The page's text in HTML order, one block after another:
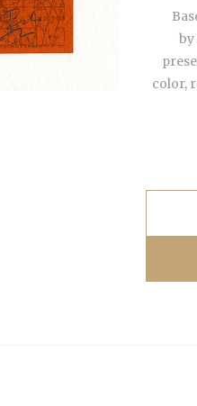
by
color,